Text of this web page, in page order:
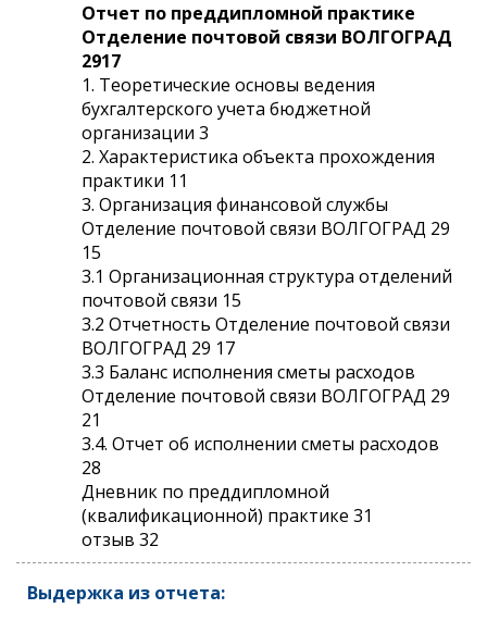
Отчет по преддипломной практике
Отделение почтовой связи ВОЛГОГРАД
2917
1. Теоретические основы ведения
бухгалтерского учета бюджетной
организации 3
2. Характеристика объекта прохождения
практики 11
3. Организация финансовой службы
Отделение почтовой связи ВОЛГОГРАД 29
15
3.1 Организационная структура отделений
почтовой связи 15
3.2 Отчетность Отделение почтовой связи
ВОЛГОГРАД 29 17
3.3 Баланс исполнения сметы расходов
Отделение почтовой связи ВОЛГОГРАД 29
21
3.4. Отчет об исполнении сметы расходов
28
Дневник по преддипломной
(квалификационной) практике 31
отзыв 32
Выдержка из отчета: